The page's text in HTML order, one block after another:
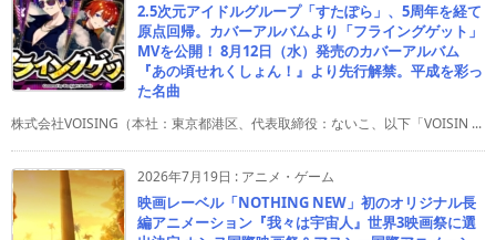
2.5次元アイドルグループ「すたぽら」、5周年を経て
原点回帰。カバーアルバムより「フライングゲット」
MVを公開！ 8月12日（水）発売のカバーアルバム
『あの頃せれくしょん！』より先行解禁。平成を彩っ
た名曲
株式会社VOISING（本社：東京都港区、代表取締役：ないこ、以下「VOISIN ...
2026年7月19日 : アニメ・ゲーム
映画レーベル「NOTHING NEW」初のオリジナル長
編アニメーション『我々は宇宙人』世界3映画祭に選